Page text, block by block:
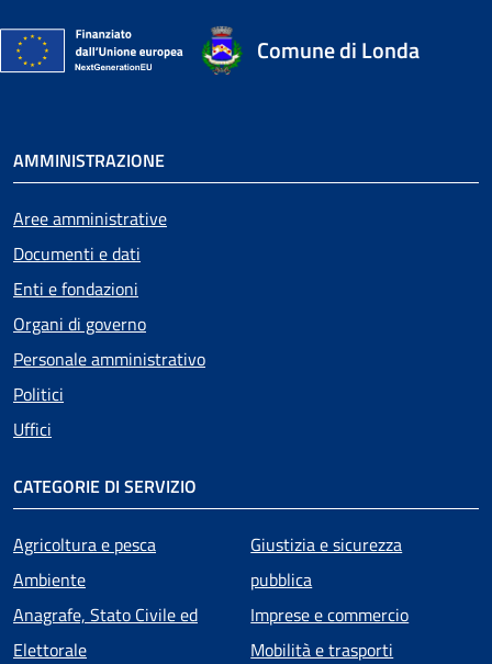
Comune di Londa
AMMINISTRAZIONE
Aree amministrative
Documenti e dati
Enti e fondazioni
Organi di governo
Personale amministrativo
Politici
Uffici
CATEGORIE DI SERVIZIO
Agricoltura e pesca
Ambiente
Anagrafe, Stato Civile ed
Elettorale
Giustizia e sicurezza
pubblica
Imprese e commercio
Mobilità e trasporti